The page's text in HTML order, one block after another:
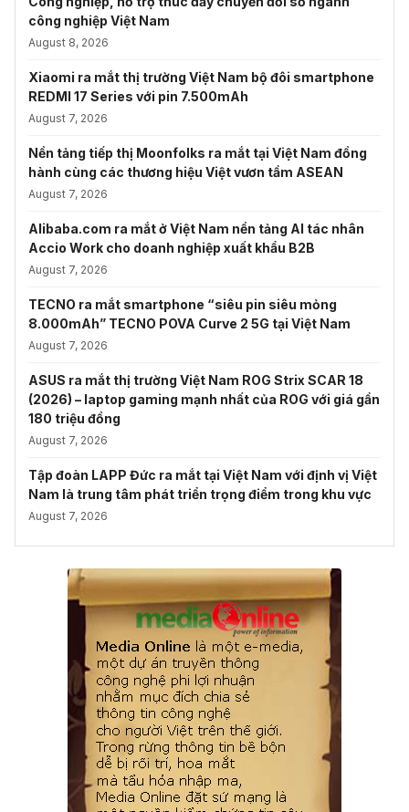
công nghiệp Việt Nam
August 8, 2026
Xiaomi ra mắt thị trường Việt Nam bộ đôi smartphone
REDMI 17 Series với pin 7.500mAh
August 7, 2026
Nền tảng tiếp thị Moonfolks ra mắt tại Việt Nam đồng
hành cùng các thương hiệu Việt vươn tầm ASEAN
August 7, 2026
Alibaba.com ra mắt ở Việt Nam nền tảng AI tác nhân
Accio Work cho doanh nghiệp xuất khẩu B2B
August 7, 2026
TECNO ra mắt smartphone “siêu pin siêu mỏng
8.000mAh” TECNO POVA Curve 2 5G tại Việt Nam
August 7, 2026
ASUS ra mắt thị trường Việt Nam ROG Strix SCAR 18
(2026) – laptop gaming mạnh nhất của ROG với giá gần
180 triệu đồng
August 7, 2026
Tập đoàn LAPP Đức ra mắt tại Việt Nam với định vị Việt
Nam là trung tâm phát triển trọng điểm trong khu vực
August 7, 2026